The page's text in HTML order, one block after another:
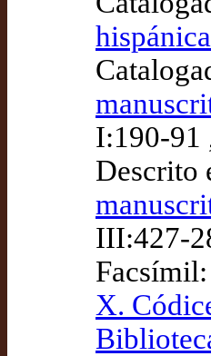
I:190-91
Descrito
III:427-
Facsímil:
X.